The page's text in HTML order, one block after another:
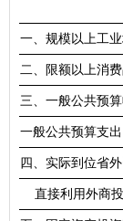
一、规模以上工
二、 限额以上消
三、一般公共预算
一般公共预算支出
四 、实际到位省
直接利用外商